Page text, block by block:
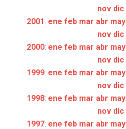
nov dic
2001: ene feb mar abr may
nov dic
2000: ene feb mar abr may
nov dic
1999: ene feb mar abr may
nov dic
1998: ene feb mar abr may
nov dic
1997: ene feb mar abr may